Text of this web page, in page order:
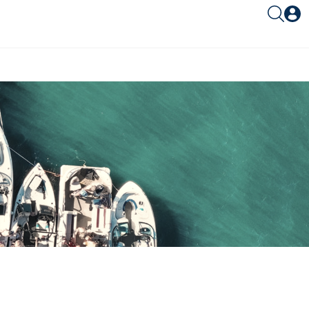
Ξέχασες το password;